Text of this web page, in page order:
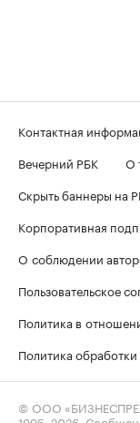
Контактная
Вечерний РБК
О
Скрыть баннеры на
Корпоративная
О соблюдении
Пользовательское
Политика в
Политика
© ООО